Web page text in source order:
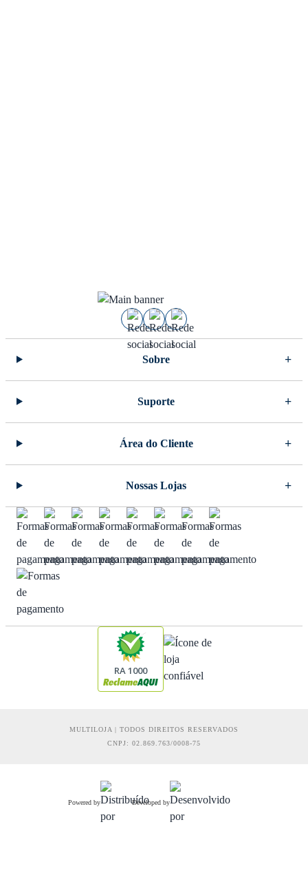
Sobre
Suporte
Área do Cliente
Nossas Lojas
RA 1000
MULTILOJA | TODOS DIREITOS RESERVADOS
CNPJ: 02.869.763/0008-75
Powered by Developed by